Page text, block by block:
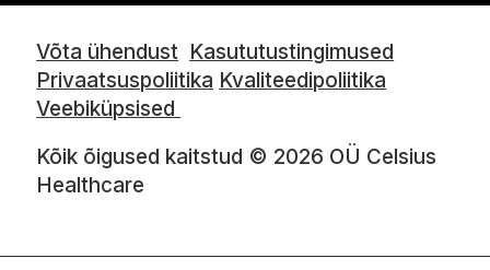
Võta ühendust Kasututustingimused
Privaatsuspoliitika Kvaliteedipoliitika
Veebiküpsised
Kõik õigused kaitstud © 2026 OÜ Celsius
Healthcare